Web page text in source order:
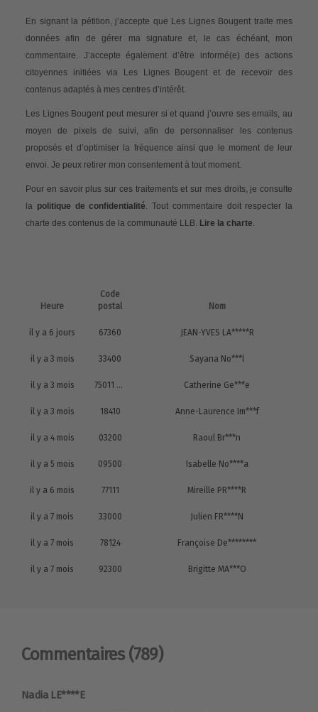
En signant la pétition, j’accepte que Les Lignes Bougent traite mes
données afin de gérer ma signature et, le cas échéant, mon
commentaire. J’accepte également d’être informé(e) des actions
citoyennes initiées via Les Lignes Bougent et de recevoir des
contenus adaptés à mes centres d’intérêt.
Les Lignes Bougent peut mesurer si et quand j’ouvre ses emails, au
moyen de pixels de suivi, afin de personnaliser les contenus
proposés et d’optimiser la fréquence ainsi que le moment de leur
envoi. Je peux retirer mon consentement à tout moment.
Pour en savoir plus sur ces traitements et sur mes droits, je consulte
la politique de confidentialité. Tout commentaire doit respecter la
charte des contenus de la communauté LLB. Lire la charte.
Heure
Code
postal
Nom
il y a 6 jours 67360 JEAN-YVES LA*****R
il y a 3 mois 33400 Sayana No***l
il y a 3 mois 75011 paris Catherine Ge***e
il y a 3 mois 18410 Anne-Laurence Im***f
il y a 4 mois 03200 Raoul Br***n
il y a 5 mois 09500 Isabelle No****a
il y a 6 mois 77111 Mireille PR****R
il y a 7 mois 33000 Julien FR****N
il y a 7 mois 78124 Françoise De********
il y a 7 mois 92300 Brigitte MA***O
Commentaires (789)
Nadia LE****E